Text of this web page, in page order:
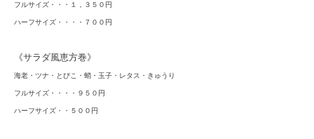
フルサイズ・・・１，３５０円
ハーフサイズ・・・・７００円
《サラダ風恵方巻》
海老・ツナ・とびこ・蛸・玉子・レタス・きゅうり
フルサイズ・・・・９５０円
ハーフサイズ・・５００円